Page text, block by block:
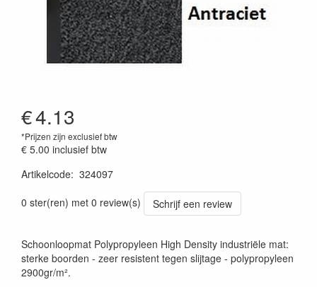
€4.13
*Prijzen zijn exclusief btw
€ 5.00 inclusief btw
Artikelcode: 324097
0 ster(ren) met 0 review(s)
Schrijf een review
Schoonloopmat Polypropyleen High Density industriële mat:
sterke boorden - zeer resistent tegen slijtage - polypropyleen
2900gr/m².